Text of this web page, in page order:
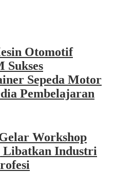
Otomotif
Sukses
Sepeda Motor
Pembelajaran
Workshop
Industri